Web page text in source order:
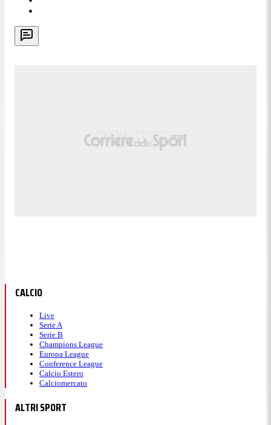
CALCIO
Live
Serie A
Serie B
Champions League
Europa League
Conference League
Calcio Estero
Calciomercato
ALTRI SPORT